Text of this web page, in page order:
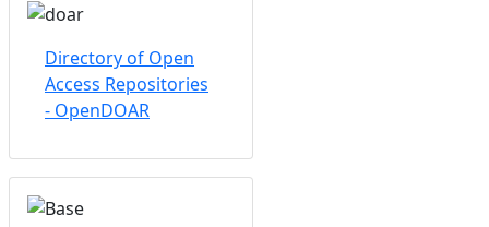
Directory of Open
Access Repositories
- OpenDOAR